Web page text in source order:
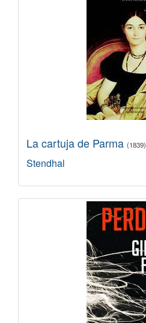
La cartuja de Parma (1839)
Stendhal